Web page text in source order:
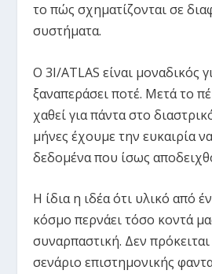
το πώς σχηματίζονται σε
συστήματα.
Ο 3I/ATLAS είναι μοναδικός
ξαναπεράσει ποτέ. Μετά το
χαθεί για πάντα στο
μήνες έχουμε την ευκαιρία
δεδομένα που ίσως
Η ίδια η ιδέα ότι υλικό από
κόσμο περνάει τόσο κοντά
συναρπαστική. Δεν
σενάριο επιστημονικής